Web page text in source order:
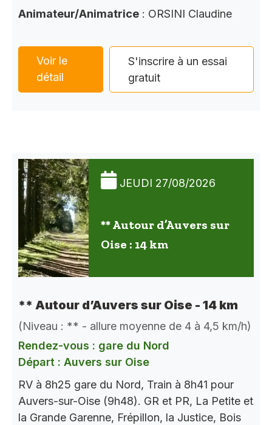
Animateur/Animatrice : ORSINI Claudine
Voir le
détail
S'inscrire à un essai
gratuit
JEUDI 27/08/2026
** Autour d’Auvers sur
Oise : 14 km
** Autour d’Auvers sur Oise - 14 km
(Niveau : ** - allure moyenne de 4 à 4,5 km/h)
Rendez-vous : gare du Nord
Départ : Auvers sur Oise
RV à 8h25 gare du Nord, Train à 8h41 pour
Auvers-sur-Oise (9h48). GR et PR, La Petite et
la Grande Garenne, Frépillon, la Justice, Bois